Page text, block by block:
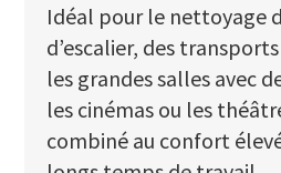
Idéal pour le nettoyage
d’escalier, des
les grandes salles avec
les cinémas ou les
combiné au confort